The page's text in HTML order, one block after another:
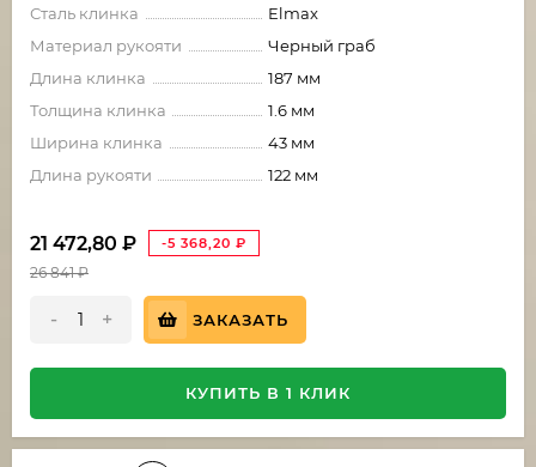
Сталь клинка
Elmax
Материал рукояти
Черный граб
Длина клинка
187 мм
Толщина клинка
1.6 мм
Ширина клинка
43 мм
Длина рукояти
122 мм
21 472,80 ₽ -5 368,20 ₽
26 841₽
- + ЗАКАЗАТЬ
КУПИТЬ В 1 КЛИК